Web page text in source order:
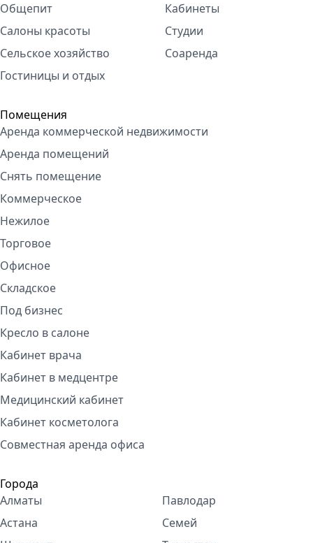
Общепит
Салоны красоты
Сельское хозяйство
Гостиницы и отдых
Кабинеты
Студии
Соаренда
Помещения
Аренда коммерческой недвижимости
Аренда помещений
Снять помещение
Коммерческое
Нежилое
Торговое
Офисное
Складское
Под бизнес
Кресло в салоне
Кабинет врача
Кабинет в медцентре
Медицинский кабинет
Кабинет косметолога
Совместная аренда офиса
Города
Алматы
Астана
Павлодар
Семей